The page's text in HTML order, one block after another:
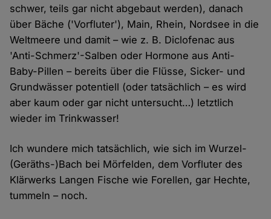
schwer, teils gar nicht abgebaut werden), danach
über Bäche ('Vorfluter'), Main, Rhein, Nordsee in die
Weltmeere und damit – wie z. B. Diclofenac aus
'Anti-Schmerz'-Salben oder Hormone aus Anti-
Baby-Pillen – bereits über die Flüsse, Sicker- und
Grundwässer potentiell (oder tatsächlich – es wird
aber kaum oder gar nicht untersucht…) letztlich
wieder im Trinkwasser!
Ich wundere mich tatsächlich, wie sich im Wurzel-
(Geräths-)Bach bei Mörfelden, dem Vorfluter des
Klärwerks Langen Fische wie Forellen, gar Hechte,
tummeln – noch.